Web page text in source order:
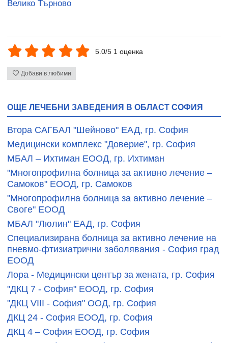
Велико Търново
5.0/5 1 оценка
Добави в любими
ОЩЕ ЛЕЧЕБНИ ЗАВЕДЕНИЯ В ОБЛАСТ СОФИЯ
Втора САГБАЛ "Шейново" ЕАД, гр. София
Медицински комплекс "Доверие", гр. София
МБАЛ – Ихтиман ЕООД, гр. Ихтиман
"Многопрофилна болница за активно лечение –
Самоков" ЕООД, гр. Самоков
"Многопрофилна болница за активно лечение –
Своге" ЕООД
МБАЛ "Люлин" ЕАД, гр. София
Специализирана болница за активно лечение на
пневмо-фтизиатрични заболявания - София град
ЕООД
Лора - Медицински център за жената, гр. София
"ДКЦ 7 - София" ЕООД, гр. София
"ДКЦ VIII - София" ООД, гр. София
ДКЦ 24 - София ЕООД, гр. София
ДКЦ 4 – София ЕООД, гр. София